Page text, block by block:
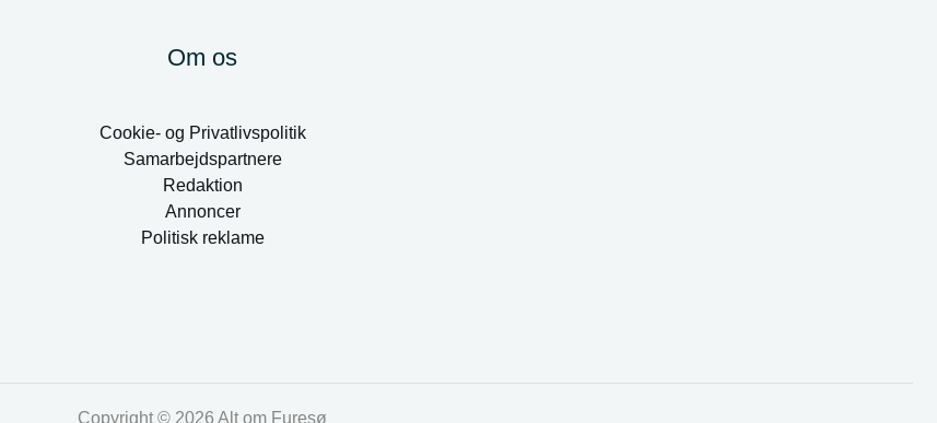
Om os
Cookie- og Privatlivspolitik
Samarbejdspartnere
Redaktion
Annoncer
Politisk reklame
Copyright © 2026 Alt om Furesø